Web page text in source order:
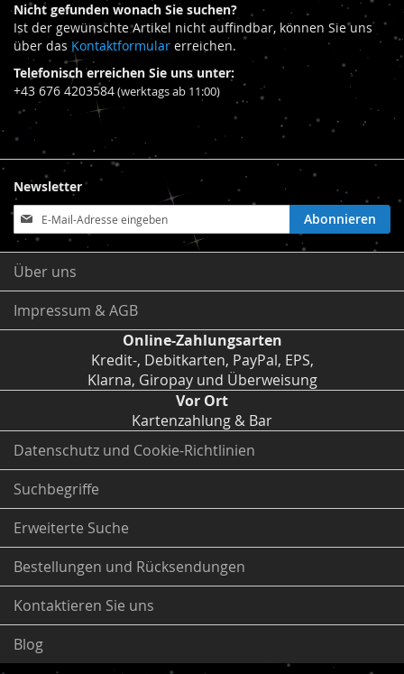
Nicht gefunden wonach Sie suchen?
Ist der gewünschte Artikel nicht auffindbar, können Sie uns
über das Kontaktformular erreichen.
Telefonisch erreichen Sie uns unter:
+43 676 4203584(werktags ab 11:00)
Newsletter
Anmeldung
zum
Newsletter:
Abonnieren
Über uns
Impressum & AGB
Online-Zahlungsarten
Kredit-, Debitkarten, PayPal, EPS,
Klarna, Giropay und Überweisung
Vor Ort
Kartenzahlung & Bar
Datenschutz und Cookie-Richtlinien
Suchbegriffe
Erweiterte Suche
Bestellungen und Rücksendungen
Kontaktieren Sie uns
Blog